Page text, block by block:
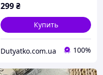
299₴
Купить
Dutyatko.com.ua 100%